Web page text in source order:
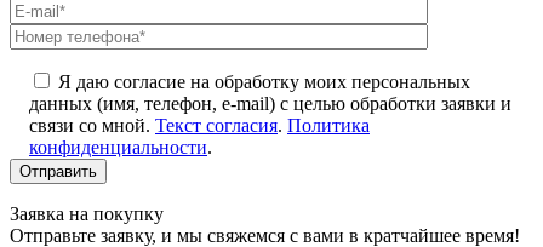
Я даю согласие на обработку моих персональных
данных (имя, телефон, e-mail) с целью обработки заявки и
связи со мной. Текст согласия. Политика
конфиденциальности.
Заявка на покупку
Отправьте заявку, и мы свяжемся с вами в кратчайшее время!